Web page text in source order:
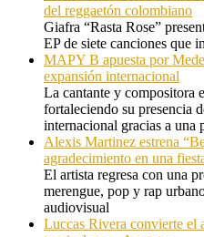
del reggaetón colombiano
Giafra “Rasta Rose”
EP de siete canciones que
MAPY B apuesta por
expansión internacional
La cantante y compositora
fortaleciendo su presencia
internacional gracias a una
Alexis Martinez estrena
agradecimiento en una
El artista regresa con una
merengue, pop y rap
audiovisual
Luccas Rivera convierte el